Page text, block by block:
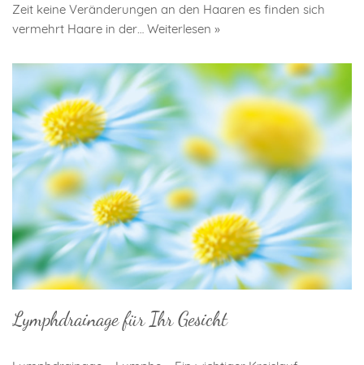
Zeit keine Veränderungen an den Haaren es finden sich
vermehrt Haare in der… Weiterlesen »
Lymphdrainage für Ihr Gesicht